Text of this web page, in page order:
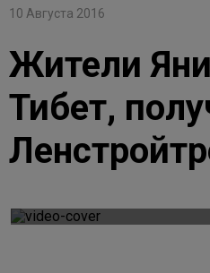
10 Августа 2016
Жители
Тибет,